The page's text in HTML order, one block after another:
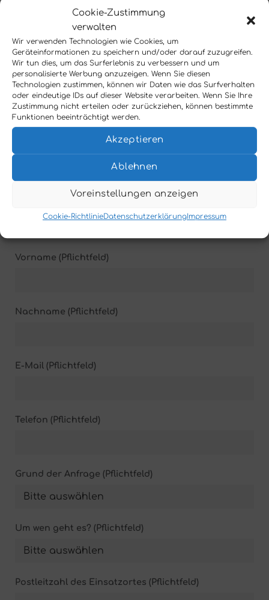
Cookie-Zustimmung
verwalten
Wir verwenden Technologien wie Cookies, um
Geräteinformationen zu speichern und/oder darauf zuzugreifen.
Wir tun dies, um das Surferlebnis zu verbessern und um
personalisierte Werbung anzuzeigen. Wenn Sie diesen
Technologien zustimmen, können wir Daten wie das Surfverhalten
oder eindeutige IDs auf dieser Website verarbeiten. Wenn Sie Ihre
Zustimmung nicht erteilen oder zurückziehen, können bestimmte
Funktionen beeinträchtigt werden.
Akzeptieren
Ablehnen
Voreinstellungen anzeigen
Cookie-RichtlinieDatenschutzerklärungImpressum
Gibt es eine Vertretung, wenn meine
Betreuungskraft krank bzw. im Urlaub ist?
Jetzt unverbindlich anfragen
Wir freuen uns auf Ihre Anfrage und werden diese
schnellstmöglich bearbeiten. In dringenden
Fällen oder bei jeglicher Art von Fragen, rufen
Sie uns gerne an.
Vorname (Pflichtfeld)
Nachname (Pflichtfeld)
E-Mail (Pflichtfeld)
Telefon (Pflichtfeld)
Grund der Anfrage (Pflichtfeld)
Um wen geht es? (Pflichtfeld)
Postleitzahl des Einsatzortes (Pflichtfeld)